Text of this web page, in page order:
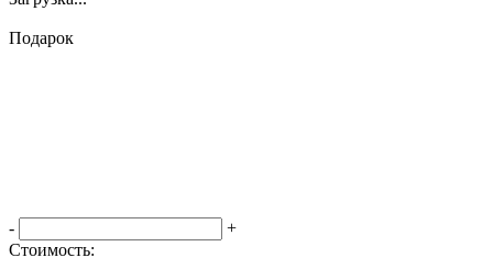
Подарок
-
+
Стоимость: